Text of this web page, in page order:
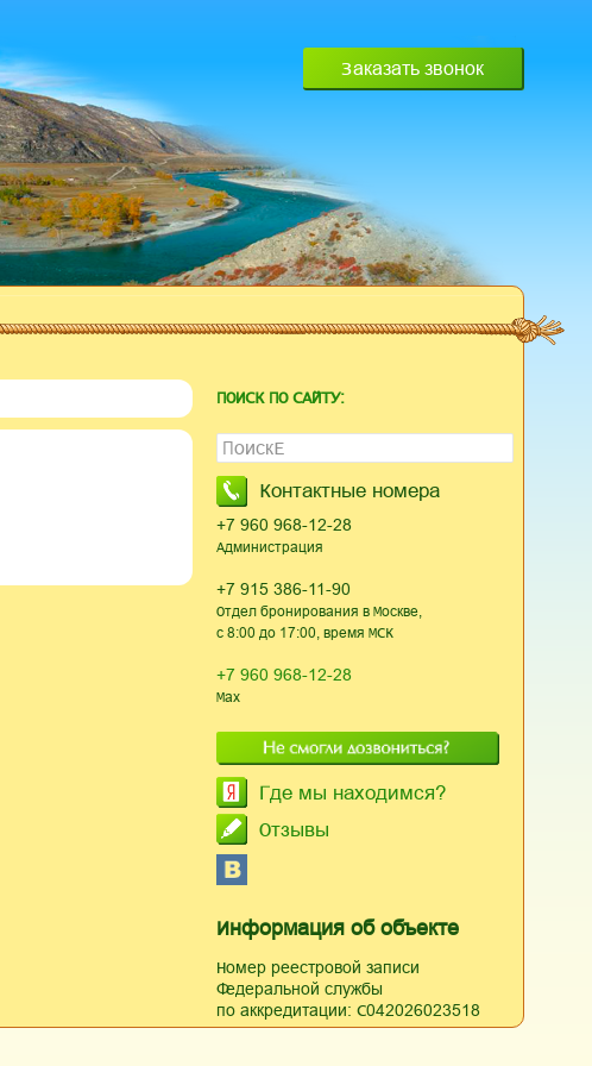
Заказать звонок
ПОИСК ПО САЙТУ:
Найти:
Контактные номера
+7 960 968-12-28
Администрация
+7 915 386-11-90
Отдел бронирования в Москве,
с 8:00 до 17:00, время МСК
+7 960 968-12-28
Max
Где мы находимся?
Отзывы
Информация об объекте
Номер реестровой записи
Федеральной службы
по аккредитации: С042026023518